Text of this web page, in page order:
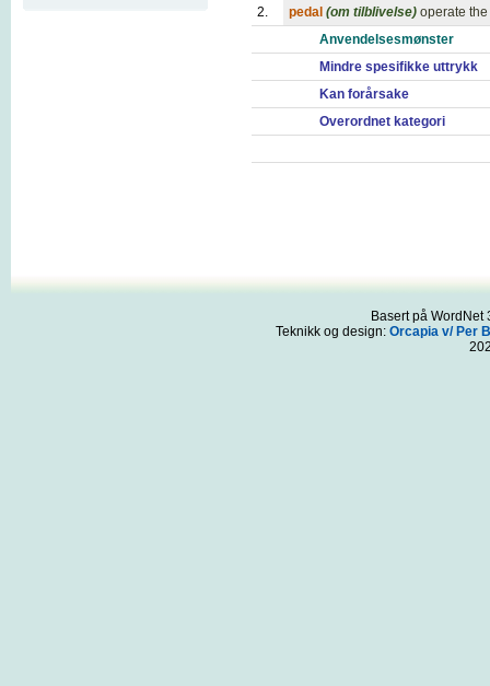
2. pedal (om tilblivelse) operate
Anvendelsesmønster
Mindre spesifikke uttrykk
Kan forårsake
Overordnet kategori
Basert på
Teknikk og design: Orcapia v/ Per